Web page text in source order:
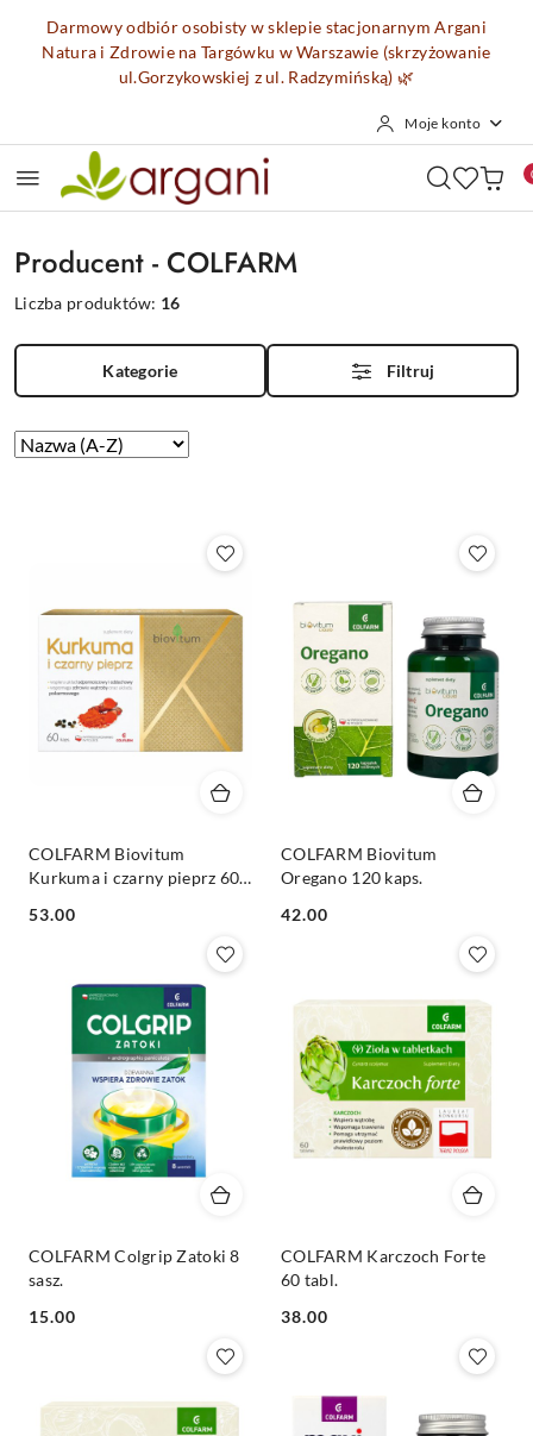
Przejdź do treści głównej
Przejdź do wyszukiwarki
Przejdź do moje konto
Przejdź do menu głównego
Przejdź do stopki
Darmowy odbiór osobisty w sklepie stacjonarnym Argani
Natura i Zdrowie na Targówku w Warszawie (skrzyżowanie
ul.Gorzykowskiej z ul. Radzymińską) 🌿
Moje konto
Producent - COLFARM
Liczba produktów: 16
Kategorie Filtruj
Zastosowano
Sortuj
COLFARM Biovitum
Kurkuma i czarny pieprz 60
Cena:
53.00
COLFARM Biovitum
Oregano 120 kaps.
Cena:
42.00
COLFARM Colgrip Zatoki 8
sasz.
Cena:
15.00
COLFARM Karczoch Forte
60 tabl.
Cena:
38.00